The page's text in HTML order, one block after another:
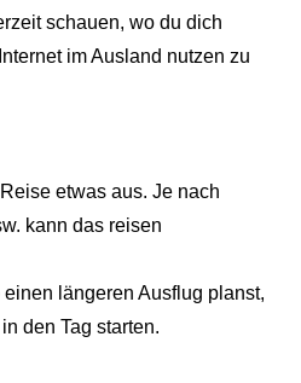
schauen, wo du dich
im Ausland nutzen zu
etwas aus. Je nach
kann das reisen
längeren Ausflug planst,
den Tag starten.